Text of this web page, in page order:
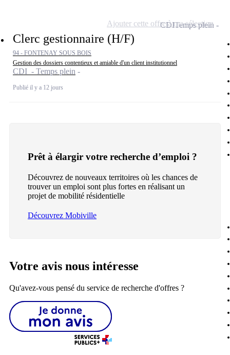
Clerc gestionnaire (H/F)
94 - FONTENAY SOUS BOIS
Gestion des dossiers contentieux et amiable d'un client institutionnel
CDI - Temps plein
Publié il y a 12 jours
CDITemps plein
Ajouter cette offre à ma sélection
Prêt à élargir votre recherche d’emploi ?
Découvrez de nouveaux territoires où les chances de
trouver un emploi sont plus fortes en réalisant un
projet de mobilité résidentielle
Découvrez Mobiville
Votre avis nous intéresse
Qu'avez-vous pensé du service de recherche d'offres ?